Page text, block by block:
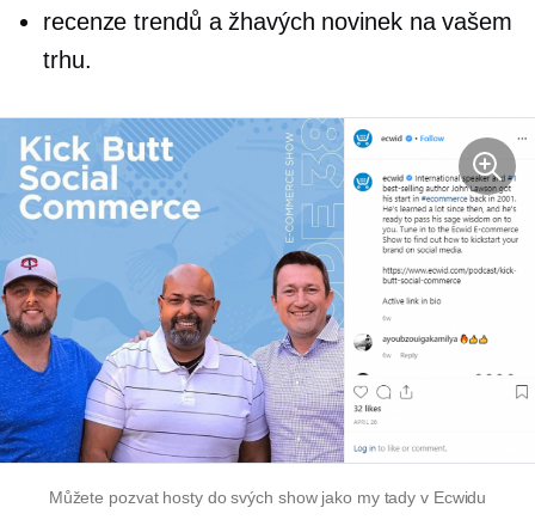
recenze trendů a žhavých novinek na vašem
trhu.
Můžete pozvat hosty do svých show jako my tady v Ecwidu